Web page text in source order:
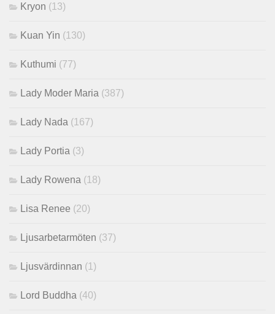
Kryon (13)
Kuan Yin (130)
Kuthumi (77)
Lady Moder Maria (387)
Lady Nada (167)
Lady Portia (3)
Lady Rowena (18)
Lisa Renee (20)
Ljusarbetarmöten (37)
Ljusvärdinnan (1)
Lord Buddha (40)